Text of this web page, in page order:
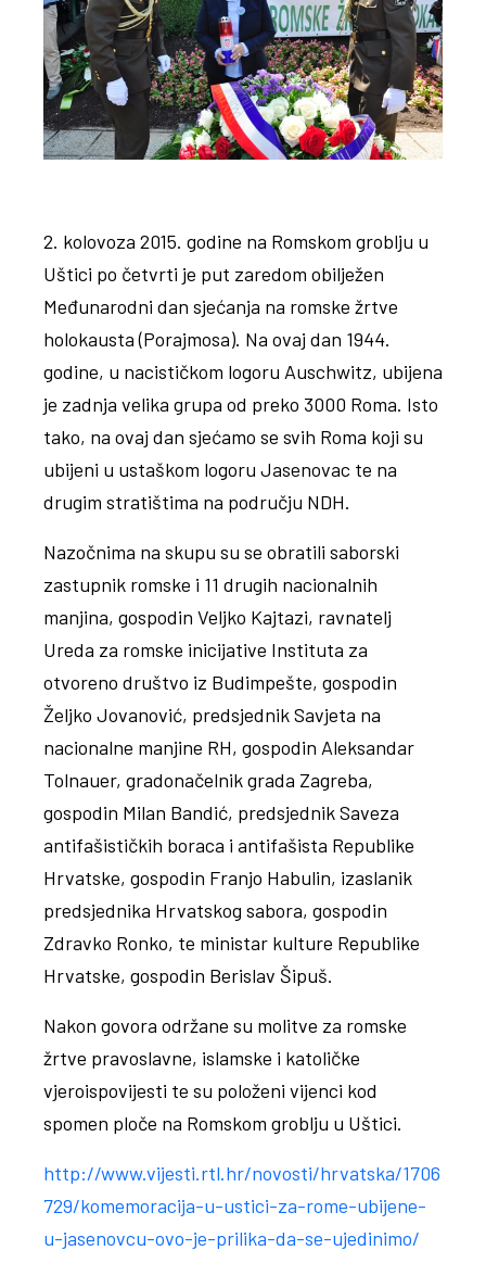
2. kolovoza 2015. godine na Romskom groblju u
Uštici po četvrti je put zaredom obilježen
Međunarodni dan sjećanja na romske žrtve
holokausta (Porajmosa). Na ovaj dan 1944.
godine, u nacističkom logoru Auschwitz, ubijena
je zadnja velika grupa od preko 3000 Roma. Isto
tako, na ovaj dan sjećamo se svih Roma koji su
ubijeni u ustaškom logoru Jasenovac te na
drugim stratištima na području NDH.
Nazočnima na skupu su se obratili saborski
zastupnik romske i 11 drugih nacionalnih
manjina, gospodin Veljko Kajtazi, ravnatelj
Ureda za romske inicijative Instituta za
otvoreno društvo iz Budimpešte, gospodin
Željko Jovanović, predsjednik Savjeta na
nacionalne manjine RH, gospodin Aleksandar
Tolnauer, gradonačelnik grada Zagreba,
gospodin Milan Bandić, predsjednik Saveza
antifašističkih boraca i antifašista Republike
Hrvatske, gospodin Franjo Habulin, izaslanik
predsjednika Hrvatskog sabora, gospodin
Zdravko Ronko, te ministar kulture Republike
Hrvatske, gospodin Berislav Šipuš.
Nakon govora održane su molitve za romske
žrtve pravoslavne, islamske i katoličke
vjeroispovijesti te su položeni vijenci kod
spomen ploče na Romskom groblju u Uštici.
http://www.vijesti.rtl.hr/novosti/hrvatska/1706
729/komemoracija-u-ustici-za-rome-ubijene-
u-jasenovcu-ovo-je-prilika-da-se-ujedinimo/